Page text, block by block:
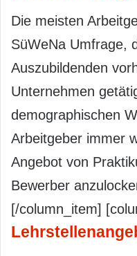
Die meisten
SüWeNa Umfrage,
Auszubildenden
Unternehmen
demographischen
Arbeitgeber immer
Angebot von
Bewerber
[/column_item]